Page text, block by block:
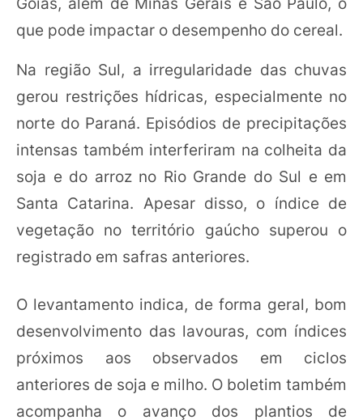
que pode impactar o desempenho do cereal.
Na região Sul, a irregularidade das chuvas
gerou restrições hídricas, especialmente no
norte do Paraná. Episódios de precipitações
intensas também interferiram na colheita da
soja e do arroz no Rio Grande do Sul e em
Santa Catarina. Apesar disso, o índice de
vegetação no território gaúcho superou o
registrado em safras anteriores.
O levantamento indica, de forma geral, bom
desenvolvimento das lavouras, com índices
próximos aos observados em ciclos
anteriores de soja e milho. O boletim também
acompanha o avanço dos plantios de